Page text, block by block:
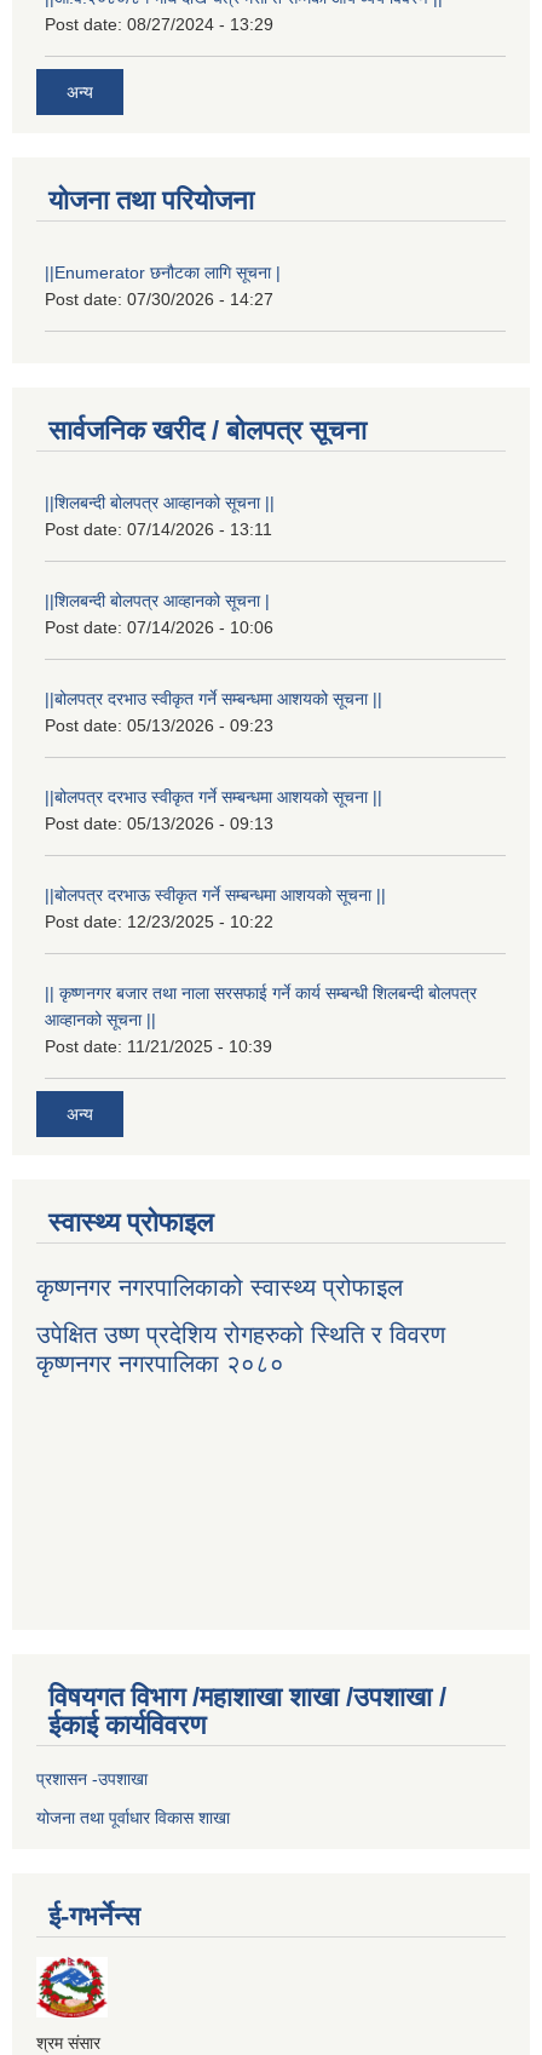
Post date: 08/27/2024 - 13:29
अन्य
योजना तथा परियोजना
||Enumerator छनौटका लागि सूचना |
Post date: 07/30/2026 - 14:27
सार्वजनिक खरीद / बोलपत्र सूचना
||शिलबन्दी बोलपत्र आव्हानको सूचना ||
Post date: 07/14/2026 - 13:11
||शिलबन्दी बोलपत्र आव्हानको सूचना |
Post date: 07/14/2026 - 10:06
||बोलपत्र दरभाउ स्वीकृत गर्ने सम्बन्धमा आशयको सूचना ||
Post date: 05/13/2026 - 09:23
||बोलपत्र दरभाउ स्वीकृत गर्ने सम्बन्धमा आशयको सूचना ||
Post date: 05/13/2026 - 09:13
||बोलपत्र दरभाऊ स्वीकृत गर्ने सम्बन्धमा आशयको सूचना ||
Post date: 12/23/2025 - 10:22
|| कृष्णनगर बजार तथा नाला सरसफाई गर्ने कार्य सम्बन्धी शिलबन्दी बोलपत्र
आव्हानको सूचना ||
Post date: 11/21/2025 - 10:39
अन्य
स्वास्थ्य प्रोफाइल
कृष्णनगर नगरपालिकाको स्वास्थ्य प्रोफाइल
उपेक्षित उष्ण प्रदेशिय रोगहरुको स्थिति र विवरण
कृष्णनगर नगरपालिका २०८०
विषयगत विभाग /महाशाखा शाखा /उपशाखा /
ईकाई कार्यविवरण
प्रशासन -उपशाखा
योजना तथा पूर्वाधार विकास शाखा
ई-गभर्नेन्स
श्रम संसार